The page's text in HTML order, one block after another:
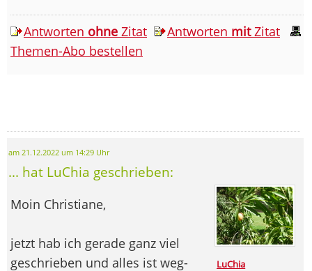
Antworten ohne Zitat Antworten mitZitat
Themen-Abo bestellen
am 21.12.2022 um 14:29 Uhr
... hat LuChia geschrieben:
LuChia
Moin Christiane,
jetzt hab ich gerade ganz viel
geschrieben und alles ist weg-